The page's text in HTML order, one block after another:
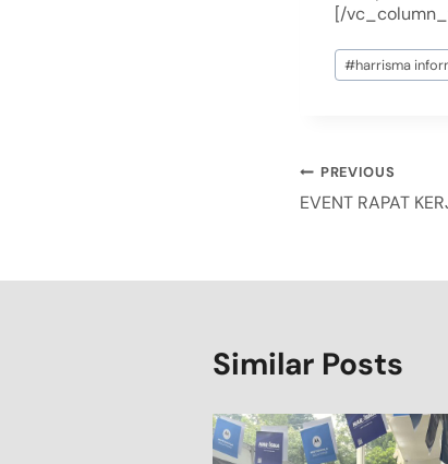
[/
#harrisma
PREVIOUS
EVENT RAPAT
Similar Posts